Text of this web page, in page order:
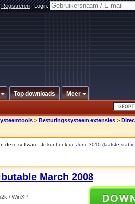
Registreren|Login:
Top downloads Meer
> Besturingssysteem extensies >
deze software. Je kunt ook de June 2010 (laatste
March 2008
/ WinXP